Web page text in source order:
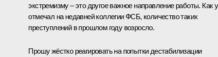
экстремизму – это другое важное направление работы. Как
отмечал на недавней коллегии ФСБ, количество таких
преступлений в прошлом году возросло.
Прошу жёстко реагировать на попытки дестабилизации